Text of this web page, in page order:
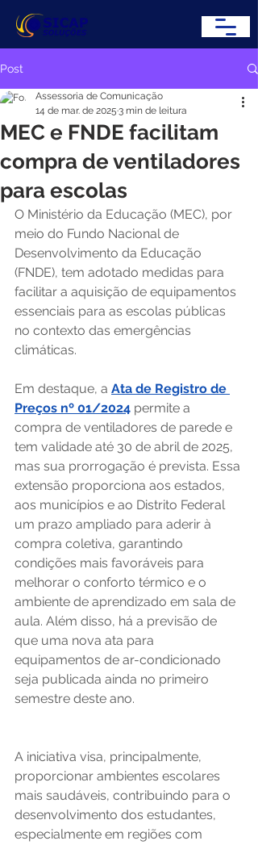
Post
MEC e FNDE facilitam
compra de ventiladores
para escolas
Assessoria de Comunicação
14 de mar. de 2025 3 min de leitura
O Ministério da Educação (MEC), por
meio do Fundo Nacional de
Desenvolvimento da Educação
(FNDE), tem adotado medidas para
facilitar a aquisição de equipamentos
essenciais para as escolas públicas
no contexto das emergências
climáticas.
Em destaque, a Ata de Registro de
Preços nº 01/2024 permite a
compra de ventiladores de parede e
tem validade até 30 de abril de 2025,
mas sua prorrogação é prevista. Essa
extensão proporciona aos estados,
aos municípios e ao Distrito Federal
um prazo ampliado para aderir à
compra coletiva, garantindo
condições mais favoráveis para
melhorar o conforto térmico e o
ambiente de aprendizado em sala de
aula. Além disso, há a previsão de
que uma nova ata para
equipamentos de ar-condicionado
seja publicada ainda no primeiro
semestre deste ano.
A iniciativa visa, principalmente,
proporcionar ambientes escolares
mais saudáveis, contribuindo para o
desenvolvimento dos estudantes,
especialmente em regiões com